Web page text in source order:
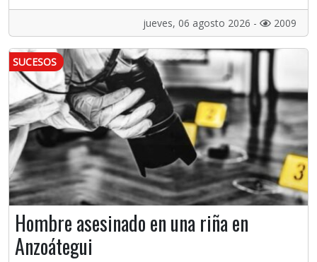
jueves, 06 agosto 2026 - 2009
SUCESOS
Hombre asesinado en una riña en
Anzoátegui